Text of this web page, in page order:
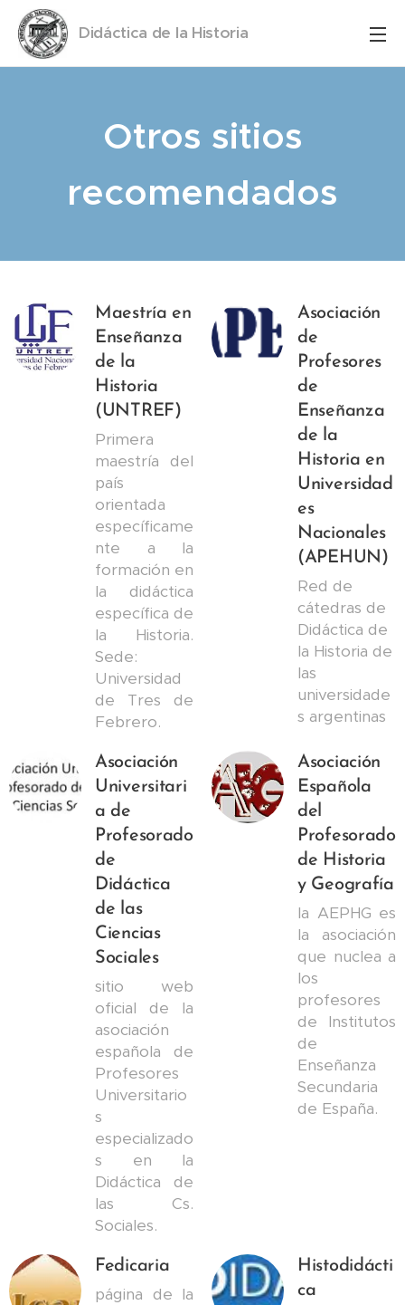
Didáctica de la Historia
Otros sitios
recomendados
Maestría en
Enseñanza
de la
Historia
(UNTREF)
Primera
maestría del
país
orientada
específicame
nte a la
formación en
la didáctica
específica de
la Historia.
Sede:
Universidad
de Tres de
Febrero.
Asociación
de
Profesores
de
Enseñanza
de la
Historia en
Universidad
es
Nacionales
(APEHUN)
Red de
cátedras de
Didáctica de
la Historia de
las
universidade
s argentinas
Asociación
Universitari
a de
Profesorado
de
Didáctica
de las
Ciencias
Sociales
sitio web
oficial de la
asociación
española de
Profesores
Universitario
s
especializado
s en la
Didáctica de
las Cs.
Sociales.
Asociación
Española
del
Profesorado
de Historia
y Geografía
la AEPHG es
la asociación
que nuclea a
los
profesores
de Institutos
de
Enseñanza
Secundaria
de España.
Fedicaria
página de la
Histodidácti
ca